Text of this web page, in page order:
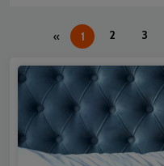
« 1 2 3